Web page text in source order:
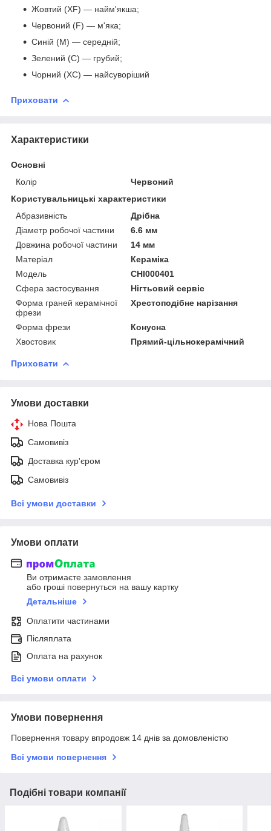
Жовтий (XF) — найм'якша;
Червоний (F) — м'яка;
Синій (M) — середній;
Зелений (C) — грубий;
Чорний (XC) — найсуворіший
Приховати
Характеристики
Основні
Колір
Червоний
Користувальницькі характеристики
Абразивність
Дрібна
Діаметр робочої частини
6.6 мм
Довжина робочої частини
14 мм
Матеріал
Кераміка
Модель
CHI000401
Сфера застосування
Нігтьовий сервіс
Форма граней керамічної
фрези
Хрестоподібне нарізання
Форма фрези
Конусна
Хвостовик
Прямий-цільнокерамічний
Приховати
Умови доставки
Нова Пошта
Самовивіз
Доставка кур'єром
Самовивіз
Всі умови доставки
Умови оплати
Ви отримаєте замовлення
або гроші повернуться на вашу картку
Детальніше
Оплатити частинами
Післяплата
Оплата на рахунок
Всі умови оплати
Умови повернення
Повернення товару впродовж 14 днів за домовленістю
Всі умови повернення
Подібні товари компанії